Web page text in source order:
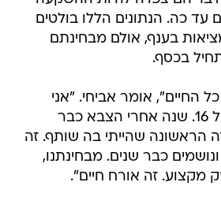
עד כה. הנתונים הללו בולטים
בענף, אולם מבחינתם
בכסף.
החיים", אומר אביחי. "אני
עובד במסעדות מגיל 16. שנה אחרי הצבא כבר
שהייתי בה שותף. זה
כבר שנים. מבחינתנו,
מקצוע. זה אורח חיים".